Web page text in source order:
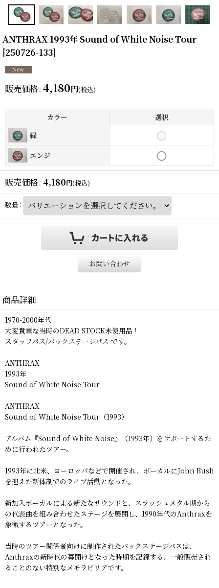
ANTHRAX 1993年 Sound of White Noise Tour
[250726-133]
販売価格: 4,180円(税込)
カラー
選択
緑
エンジ
販売価格: 4,180円(税込)
数量:
お問い合わせ
商品詳細
1970-2000年代
大変貴重な当時のDEAD STOCK未使用品！
スタッフパス/バックステージパス です。
ANTHRAX
1993年
Sound of White Noise Tour
ANTHRAX
Sound of White Noise Tour（1993）
アルバム『Sound of White Noise』（1993年）をサポートするた
めに行われたツアー。
1993年に北米、ヨーロッパなどで開催され、ボーカルにJohn Bush
を迎えた新体制でのライブ活動となった。
新加入ボーカルによる新たなサウンドと、スラッシュメタル期から
の代表曲を組み合わせたステージを展開し、1990年代のAnthraxを
象徴するツアーとなった。
当時のツアー関係者向けに制作されたバックステージパスは、
Anthraxの新時代の幕開けとなった時期を記録する、一般販売され
ることのない特別なメモラビリアです。